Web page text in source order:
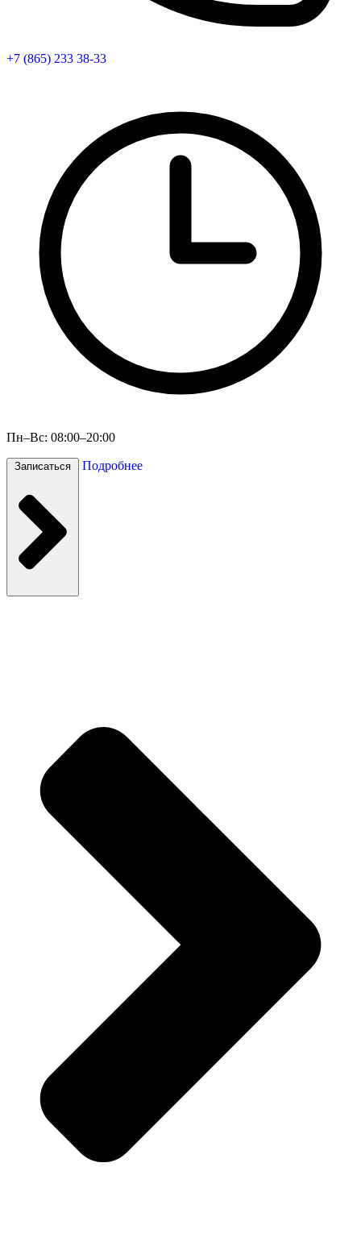
+7 (865) 233 38-33
Пн–Вс: 08:00–20:00
Записаться Подробнее